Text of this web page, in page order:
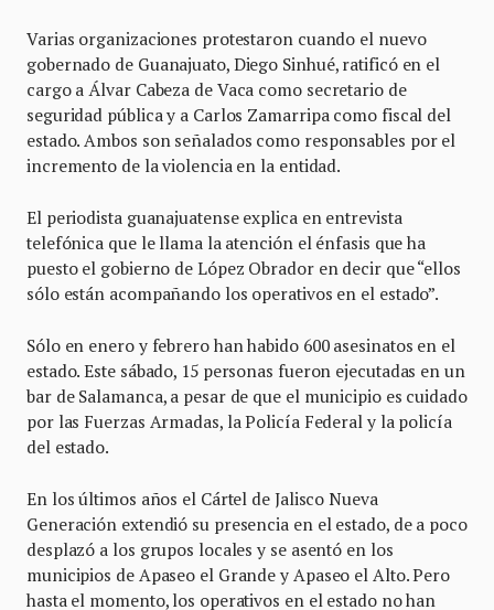
Varias organizaciones protestaron cuando el nuevo
gobernado de Guanajuato, Diego Sinhué, ratificó en el
cargo a Álvar Cabeza de Vaca como secretario de
seguridad pública y a Carlos Zamarripa como fiscal del
estado. Ambos son señalados como responsables por el
incremento de la violencia en la entidad.
El periodista guanajuatense explica en entrevista
telefónica que le llama la atención el énfasis que ha
puesto el gobierno de López Obrador en decir que “ellos
sólo están acompañando los operativos en el estado”.
Sólo en enero y febrero han habido 600 asesinatos en el
estado. Este sábado, 15 personas fueron ejecutadas en un
bar de Salamanca, a pesar de que el municipio es cuidado
por las Fuerzas Armadas, la Policía Federal y la policía
del estado.
En los últimos años el Cártel de Jalisco Nueva
Generación extendió su presencia en el estado, de a poco
desplazó a los grupos locales y se asentó en los
municipios de Apaseo el Grande y Apaseo el Alto. Pero
hasta el momento, los operativos en el estado no han